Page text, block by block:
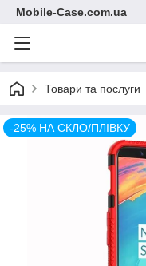
Mobile-Case.com.ua
Товари та послуги
-25% НА СКЛО/ПЛІВКУ